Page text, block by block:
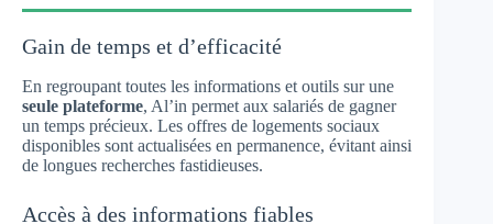
Gain de temps et d’efficacité
En regroupant toutes les informations et outils sur une
seule plateforme, Al’in permet aux salariés de gagner
un temps précieux. Les offres de logements sociaux
disponibles sont actualisées en permanence, évitant ainsi
de longues recherches fastidieuses.
Accès à des informations fiables